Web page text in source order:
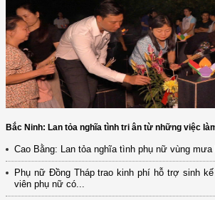
Bắc Ninh: Lan tỏa nghĩa tình tri ân từ những việc
Cao Bằng: Lan tỏa nghĩa tình phụ nữ vùng mưa
Phụ nữ Đồng Tháp trao kinh phí hỗ trợ sinh
viên phụ nữ có...